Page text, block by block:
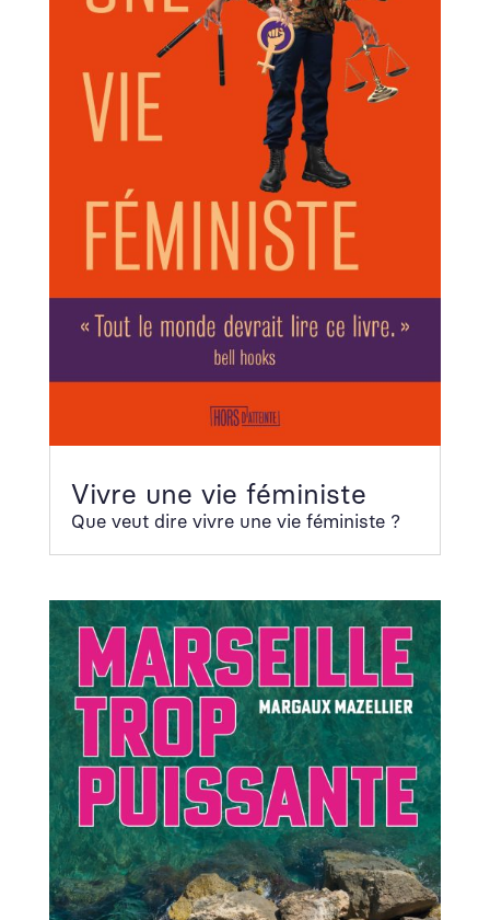
Vivre une vie féministe
Que veut dire vivre une vie fémin­iste ?